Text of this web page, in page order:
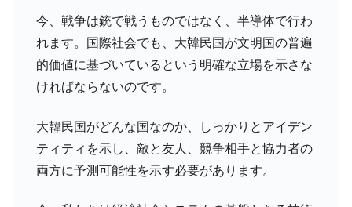
今、戦争は銃で戦うものではなく、半導体で行わ
れます。国際社会でも、大韓民国が文明国の普遍
的価値に基づいているという明確な立場を示さな
ければならないのです。
大韓民国がどんな国なのか、しっかりとアイデン
ティティを示し、敵と友人、競争相手と協力者の
両方に予測可能性を示す必要があります。